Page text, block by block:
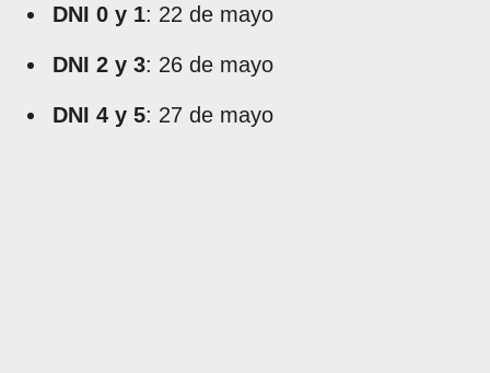
DNI 0 y 1: 22 de mayo
DNI 2 y 3: 26 de mayo
DNI 4 y 5: 27 de mayo